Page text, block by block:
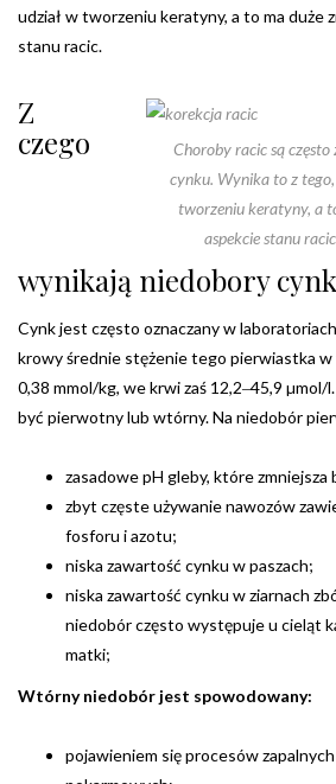
udział w tworzeniu keratyny, a to ma duże
stanu racic.
Choroby racic są
cynku. Wynika to z
tworzeniu keratyny, a
aspekcie stanu
Z
czego
wynikają niedobory
Cynk jest często oznaczany w
krowy średnie stężenie tego pierwiastka
0,38 mmol/kg, we krwi zaś 12,2‒45,9 µmol/
być pierwotny lub wtórny. Na niedobór
zasadowe pH gleby, które zmniejsza
zbyt częste używanie nawozów
fosforu i azotu;
niska zawartość cynku w paszach;
niska zawartość cynku w ziarnach
niedobór często występuje u cieląt
matki;
Wtórny niedobór jest spowodowany:
pojawieniem się procesów